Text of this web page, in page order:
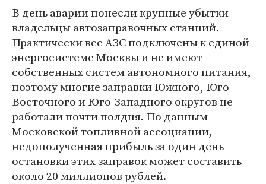
В день аварии понесли крупные убытки
владельцы автозаправочных станций.
Практически все АЗС подключены к единой
энергосистеме Москвы и не имеют
собственных систем автономного питания,
поэтому многие заправки Южного, Юго-
Восточного и Юго-Западного округов не
работали почти полдня. По данным
Московской топливной ассоциации,
недополученная прибыль за один день
остановки этих заправок может составить
около 20 миллионов рублей.